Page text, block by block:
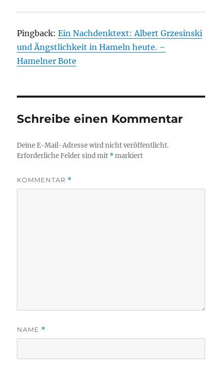
Pingback:Ein Nachdenktext: Albert Grzesinski
und Ängstlichkeit in Hameln heute. –
Hamelner Bote
Schreibe einen Kommentar
Deine E-Mail-Adresse wird nicht veröffentlicht.
Erforderliche Felder sind mit *markiert
KOMMENTAR *
NAME *